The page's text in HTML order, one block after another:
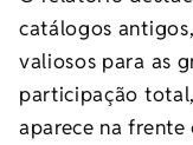
catálogos
valiosos para as
participação
aparece na